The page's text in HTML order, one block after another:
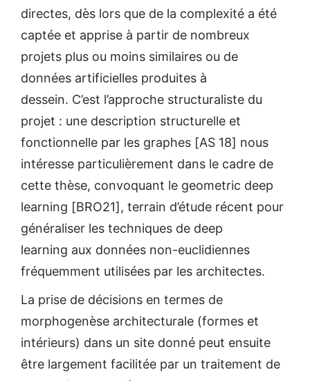
directes, dès lors que de la complexité a été
captée et apprise à partir de nombreux
projets plus ou moins similaires ou de
données artificielles produites à
dessein. C’est l’approche structuraliste du
projet : une description structurelle et
fonctionnelle par les graphes [AS 18] nous
intéresse particulièrement dans le cadre de
cette thèse, convoquant le geometric deep
learning [BRO21], terrain d’étude récent pour
généraliser les techniques de deep
learning aux données non-euclidiennes
fréquemment utilisées par les architectes.
La prise de décisions en termes de
morphogenèse architecturale (formes et
intérieurs) dans un site donné peut ensuite
être largement facilitée par un traitement de